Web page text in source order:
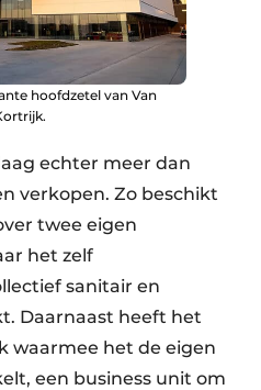
hoofdzetel van Van
echter meer dan
verkopen. Zo beschikt
twee eigen
het zelf
sanitair en
Daarnaast heeft het
waarmee het de eigen
een business unit om